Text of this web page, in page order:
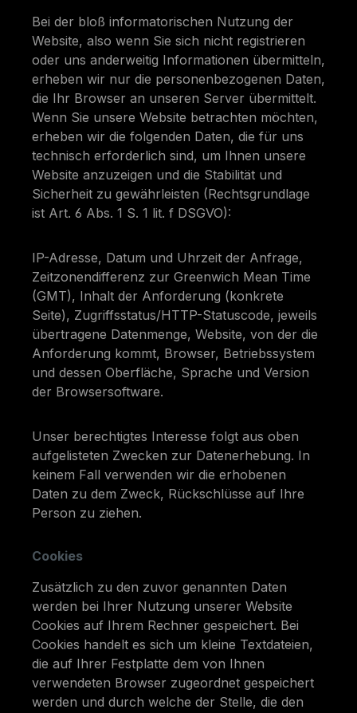
Bei der bloß informatorischen Nutzung der
Website, also wenn Sie sich nicht registrieren
oder uns anderweitig Informationen übermitteln,
erheben wir nur die personenbezogenen Daten,
die Ihr Browser an unseren Server übermittelt.
Wenn Sie unsere Website betrachten möchten,
erheben wir die folgenden Daten, die für uns
technisch erforderlich sind, um Ihnen unsere
Website anzuzeigen und die Stabilität und
Sicherheit zu gewährleisten (Rechtsgrundlage
ist Art. 6 Abs. 1 S. 1 lit. f DSGVO):
IP-Adresse, Datum und Uhrzeit der Anfrage,
Zeitzonendifferenz zur Greenwich Mean Time
(GMT), Inhalt der Anforderung (konkrete
Seite), Zugriffsstatus/HTTP-Statuscode, jeweils
übertragene Datenmenge, Website, von der die
Anforderung kommt, Browser, Betriebssystem
und dessen Oberfläche, Sprache und Version
der Browsersoftware.
Unser berechtigtes Interesse folgt aus oben
aufgelisteten Zwecken zur Datenerhebung. In
keinem Fall verwenden wir die erhobenen
Daten zu dem Zweck, Rückschlüsse auf Ihre
Person zu ziehen.
Cookies
Zusätzlich zu den zuvor genannten Daten
werden bei Ihrer Nutzung unserer Website
Cookies auf Ihrem Rechner gespeichert. Bei
Cookies handelt es sich um kleine Textdateien,
die auf Ihrer Festplatte dem von Ihnen
verwendeten Browser zugeordnet gespeichert
werden und durch welche der Stelle, die den